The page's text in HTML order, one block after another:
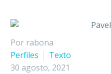
Por rabona
Perfiles
Texto
30 agosto, 2021